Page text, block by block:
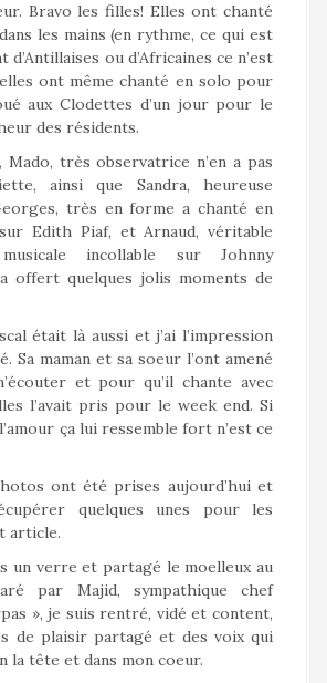
Bravo les filles! Elles ont chanté
les mains (en rythme, ce qui est
d’Antillaises ou d’Africaines ce n’est
ont même chanté en solo pour
aux Clodettes d’un jour pour le
des résidents.
très observatrice n’en a pas
ainsi que Sandra, heureuse
très en forme a chanté en
Edith Piaf, et Arnaud, véritable
musicale incollable sur Johnny
offert quelques jolis moments de
était là aussi et j’ai l’impression
Sa maman et sa soeur l’ont amené
et pour qu’il chante avec
l’avait pris pour le week end. Si
ça lui ressemble fort n’est ce
ont été prises aujourd’hui et
quelques unes pour les
article.
un verre et partagé le moelleux au
par Majid, sympathique chef
», je suis rentré, vidé et content,
de plaisir partagé et des voix qui
la tête et dans mon coeur.